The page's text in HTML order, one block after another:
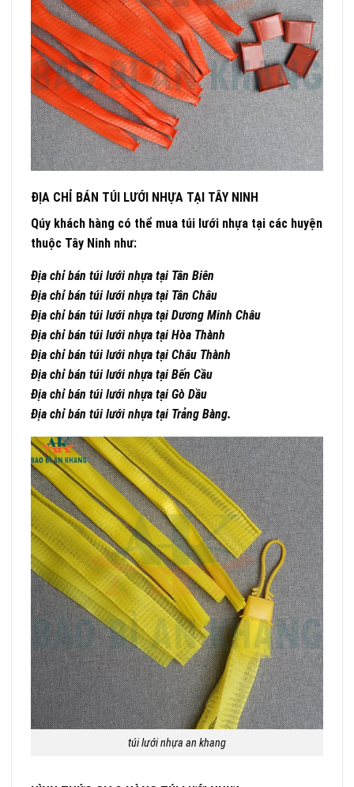
ĐỊA CHỈ BÁN TÚI LƯỚI NHỰA TẠI TÂY NINH
Qúy khách hàng có thể mua túi lưới nhựa tại các huyện
thuộc Tây Ninh như:
Địa chỉ bán túi lưới nhựa tại Tân Biên
Địa chỉ bán túi lưới nhựa tại Tân Châu
Địa chỉ bán túi lưới nhựa tại Dương Minh Châu
Địa chỉ bán túi lưới nhựa tại Hòa Thành
Địa chỉ bán túi lưới nhựa tại Châu Thành
Địa chỉ bán túi lưới nhựa tại Bến Cầu
Địa chỉ bán túi lưới nhựa tại Gò Dầu
Địa chỉ bán túi lưới nhựa tại Trảng Bàng.
túi lưới nhựa an khang